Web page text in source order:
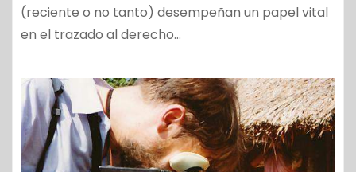
(reciente o no tanto) desempeñan un papel vital
en el trazado al derecho…